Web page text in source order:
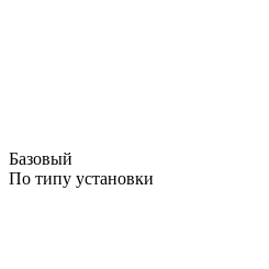
Базовый
По типу установки